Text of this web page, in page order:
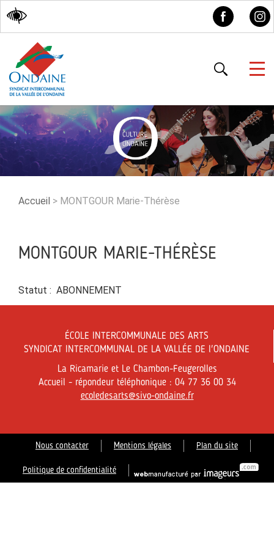
Accessibilité
Accueil > MONTGOUR Marie-Thérèse
MONTGOUR MARIE-THÉRÈSE
Statut : ABONNEMENT
ÉCOLE INTERCOMMUNALE DES ARTS
SYNDICAT INTERCOMMUNAL DE LA VALLÉE DE l'ONDAINE
La Ricamarie et Le Chambon-Feugerolles
Accueil - répondeur téléphonique : 04 77 36 00 34
ecoledesarts@sivo-ondaine.fr
Nous contacter Mentions légales Plan du site
Politique de confidentialité